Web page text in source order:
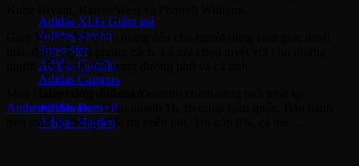
Adidas XLG
Adidas Samba
SuperStar
Adidas Gazelle
Adidas Campus
Adidas Dame 8
Adidas Harden
Giày Mihara Yasuhiro mang đến cho người dùng cảm giác thoải
mái, đẳng cấp và phong cách. Là lựa chọn tuyệt vời cho những
người yêu thích thời trang đường phố và cá tính.
Authentic Shoes– Giao nhanh 1h, freeship toàn quốc. Bảo hành
trên toàn hệ thống. Đổi trả miễn phí. Trả góp 0%, cà thẻ …